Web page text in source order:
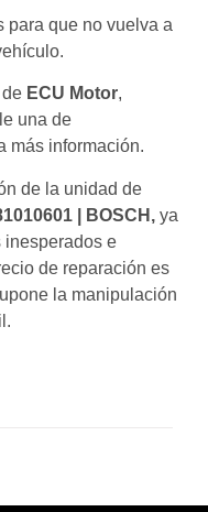
para que no vuelva a
ECU Motor,
una de
más información.
de la unidad de
| BOSCH, ya
inesperados e
de reparación es
la manipulación